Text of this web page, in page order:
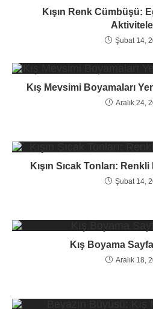
Kışın Renk Cümbüşü:
Şubat 14,
Kış Mevsimi Boyamaları
Aralık 24,
Kışın Sıcak Tonları:
Şubat 14,
Kış Boyama
Aralık 18,